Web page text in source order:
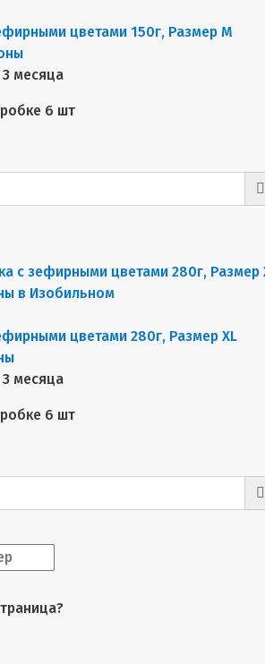
цветами 150г, Размер М
3 месяца
6 шт
цветами 280г, Размер XL
3 месяца
6 шт